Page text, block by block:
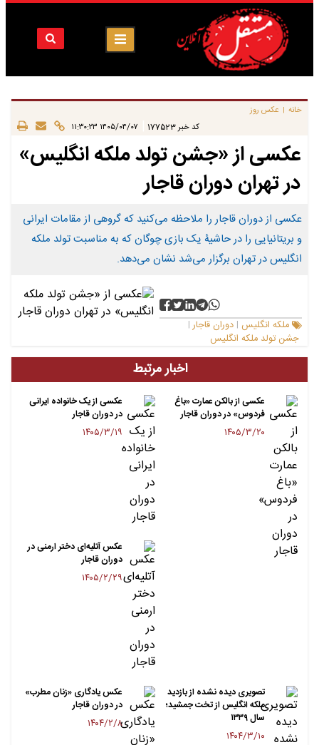
خانه | عکس روز
کد خبر 177523 ۱۴۰۵/۰۴/۰۷ ۱۱:۳۰:۲۳
عکسی از «جشن تولد ملکه انگلیس»
در تهران دوران قاجار
عکسی از دوران قاجار را ملاحظه می‌کنید که گروهی از مقامات ایرانی
و بریتانیایی را در حاشیۀ یک بازی چوگان که به مناسبت تولد ملکه
انگلیس در تهران برگزار می‌شد نشان می‌دهد.
ملکه انگلیس | دوران قاجار |
جشن تولد ملکه انگلیس
اخبار مرتبط
عکسی از بالکن عمارت «باغ
فردوس» در دوران قاجار
۱۴۰۵/۳/۲۰
عکسی از یک خانواده ایرانی
در دوران قاجار
۱۴۰۵/۳/۱۹
عکس آتلیه‌ای دختر ارمنی در
دوران قاجار
۱۴۰۵/۲/۲۹
تصویری دیده نشده از بازدید
ملکه انگلیس از تخت جمشید؛
سال ۱۳۳۹
۱۴۰۴/۳/۱۰
عکس یادگاری «زنان مطرب»
در دوران قاجار
۱۴۰۴/۲/۸